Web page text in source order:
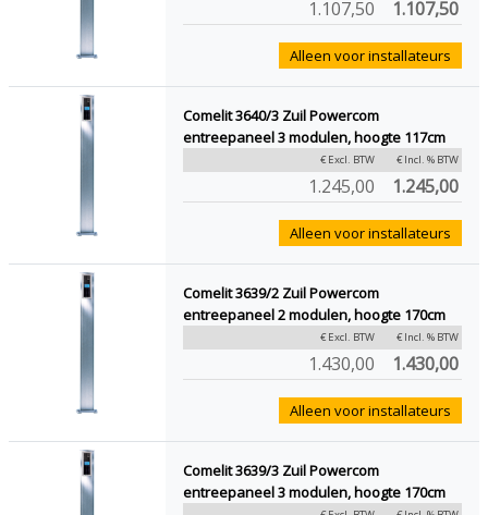
1.107,50 1.107,50
Alleen voor installateurs
Comelit 3640/3 Zuil Powercom
entreepaneel 3 modulen, hoogte 117cm
€ Excl. BTW € Incl. % BTW
1.245,00 1.245,00
Alleen voor installateurs
Comelit 3639/2 Zuil Powercom
entreepaneel 2 modulen, hoogte 170cm
€ Excl. BTW € Incl. % BTW
1.430,00 1.430,00
Alleen voor installateurs
Comelit 3639/3 Zuil Powercom
entreepaneel 3 modulen, hoogte 170cm